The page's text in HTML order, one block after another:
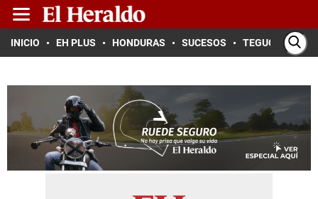
INICIO EH PLUS HONDURAS SUCESOS TEGUCIGALPA